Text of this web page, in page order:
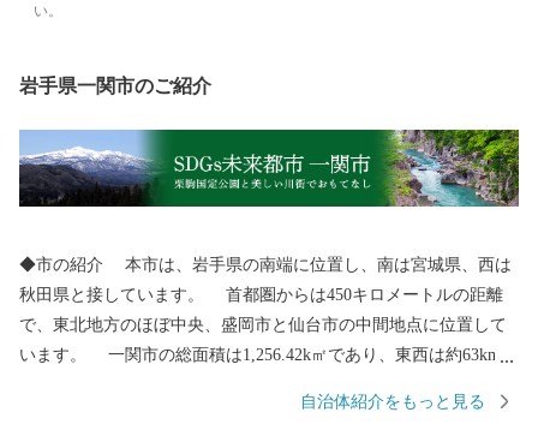
い。
岩手県一関市のご紹介
◆市の紹介 本市は、岩手県の南端に位置し、南は宮城県、西は
秋田県と接しています。 首都圏からは450キロメートルの距離
で、東北地方のほぼ中央、盛岡市と仙台市の中間地点に位置して
います。 一関市の総面積は1,256.42k㎡であり、東西は約63km、
在）で、人口は岩手県で３番目、面積は２番目の規模となってい
自治体紹介をもっと見る